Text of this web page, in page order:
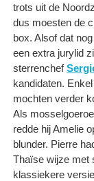
trots uit de
dus moesten de
box. Alsof dat
een extra jurylid
sterrenchef
kandidaten.
mochten verder
Als
redde hij Amelie
blunder. Pierre
Thaïse wijze met
klassiekere